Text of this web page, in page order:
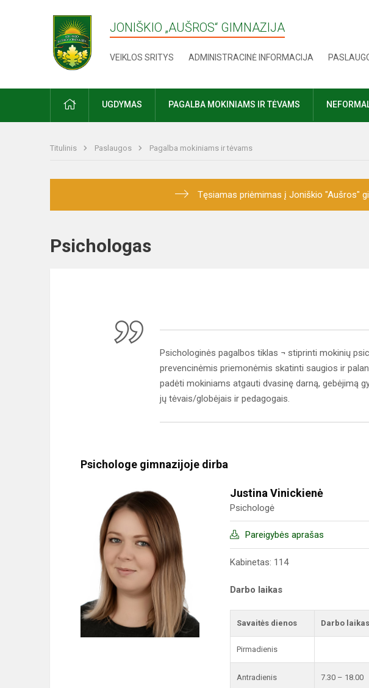
JONIŠKIO „AUŠROS“ GIMNAZIJA
VEIKLOS SRITYS ADMINISTRACINĖ INFORMACIJA
UGDYMAS PAGALBA MOKINIAMS IR TĖVAMS
Titulinis Paslaugos Pagalba mokiniams ir tėvams
Tęsiamas priėmimas į Joniškio "Aušros"
Psichologas
Psichologinės pagalbos tiklas ¬ stiprinti mokinių
prevencinėmis priemonėmis skatinti saugios ir
padėti mokiniams atgauti dvasinę darną, gebėjimą
jų tėvais/globėjais ir pedagogais.
Psichologe gimnazijoje dirba
Justina Vinickienė
Psichologė
Pareigybės aprašas
Kabinetas: 114
Darbo laikas
Savaitės dienos Darbo laikas
Pirmadienis
Antradienis 7.30 – 18.00